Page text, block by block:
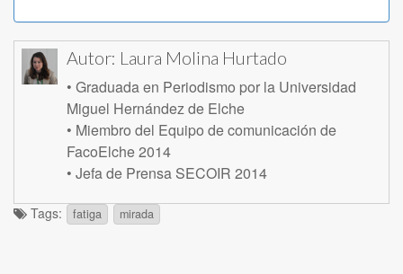
Autor: Laura Molina Hurtado
• Graduada en Periodismo por la Universidad
Miguel Hernández de Elche
• Miembro del Equipo de comunicación de
FacoElche 2014
• Jefa de Prensa SECOIR 2014
Tags: fatiga mirada